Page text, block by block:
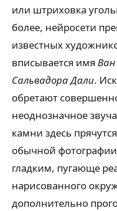
или штриховка
более, нейросети
известных
вписывается имя Ван
Сальвадора Дали.
обретают
неоднозначное
камни здесь
обычной
гладким, пугающе
нарисованного
дополнительно